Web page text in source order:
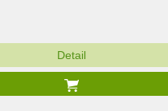
Detail